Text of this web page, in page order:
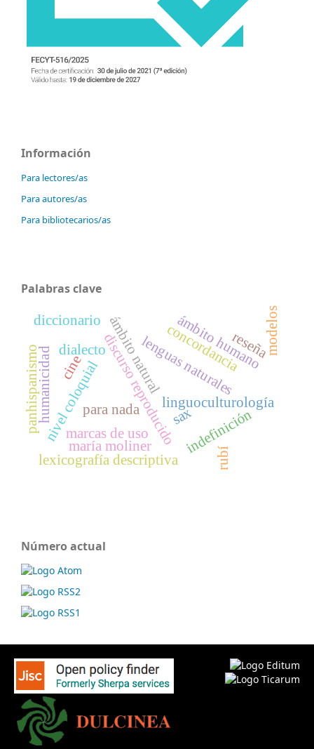
Información
Para lectores/as
Para autores/as
Para bibliotecarios/as
Palabras clave
discurso reproducido
dialecto concordancia
para nada
nivel coloquial
marcas de uso
linguoculturología
lenguas naturales
ámbito naturalámbito humano
humanicidad
panhispanismo
lexicografía descriptiva
maría moliner indefinición
reseñamodelos
diccionario
cine
sax
rubí
Número actual